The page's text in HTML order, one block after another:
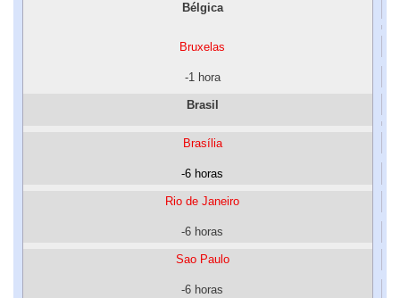
Bélgica
Bruxelas
-1 hora
Brasil
Brasília
-6 horas
Rio de Janeiro
-6 horas
Sao Paulo
-6 horas